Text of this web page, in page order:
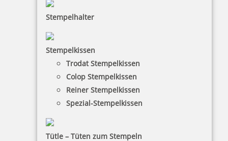
Stempelhalter
Stempelkissen
Trodat Stempelkissen
Colop Stempelkissen
Reiner Stempelkissen
Spezial-Stempelkissen
Tütle – Tüten zum Stempeln
Versandinformationen
Zahlungsbedingungen